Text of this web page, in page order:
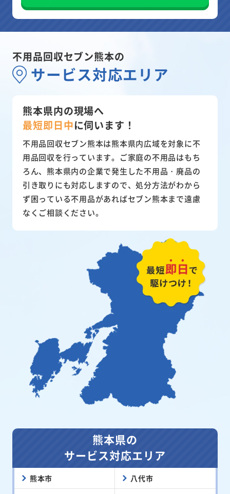
不用品回収セブン熊本の
サービス対応エリア
熊本県内の現場へ
最短即日中に伺います！
不用品回収セブン熊本は熊本県内広域を対象に不
用品回収を行っています。ご家庭の不用品はもち
ろん、熊本県内の企業で発生した不用品・廃品の
引き取りにも対応しますので、処分方法がわから
ず困っている不用品があればセブン熊本まで遠慮
なくご相談ください。
熊本県の
サービス対応エリア
熊本市 八代市